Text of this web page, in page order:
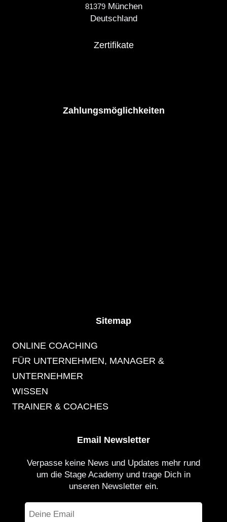
81379München
Deutschland
Zertifikate
Zahlungsmöglichkeiten
Sitemap
ONLINE COACHING
FÜR UNTERNEHMEN, MANAGER &
UNTERNEHMER
WISSEN
TRAINER & COACHES
Email Newsletter
Verpasse keine News und Updates mehr rund
um die Stage Academy und trage Dich in
unseren Newsletter ein.